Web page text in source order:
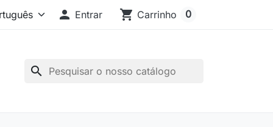
 Entrar shopping_cart Carrinho 0
search